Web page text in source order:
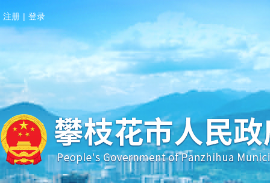
注册 | 登录